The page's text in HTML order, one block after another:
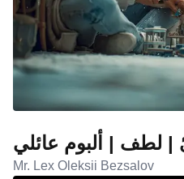
| لطف | ألبوم عائلي
Mr. Lex Oleksii Bezsalov